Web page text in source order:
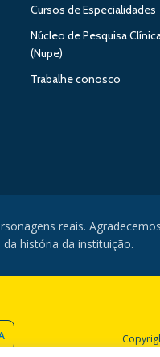
Cursos de Especialidades
Núcleo de Pesquisa
(Nupe)
Trabalhe conosco
reais.
história da instituição.